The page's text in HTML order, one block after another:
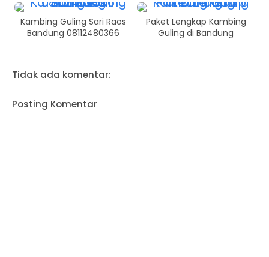
Kambing Guling Sari Raos
Bandung 08112480366
Paket Lengkap Kambing
Guling di Bandung
Tidak ada komentar:
Posting Komentar